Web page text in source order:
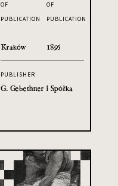
OF
PUBLICATION
Kraków
OF
PUBLICATION
1895
PUBLISHER
G. Gebethner i Spółka